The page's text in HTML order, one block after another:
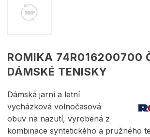
ROMIKA 74R016200700
DÁMSKÉ TENISKY
Dámská jarní a letní
vycházková volnočasová
obuv na nazutí, vyrobená z
kombinace syntetického a pružného